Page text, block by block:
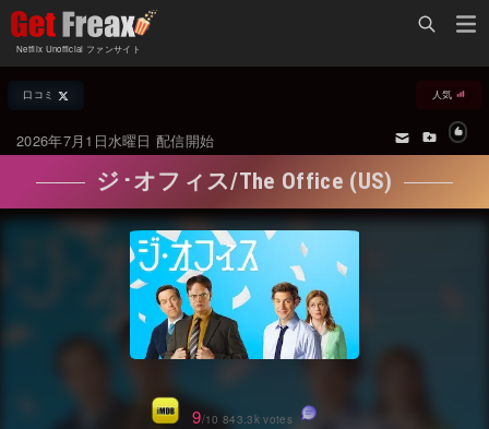
Netflix Unofficial ファンサイト
Netflix新着作品
オールジャンル
海外ドラマ・シリーズ
海外映画
国内TV番組・ドラマ
国内映画
配信終了予定の作品
海外ドラマ・ラインナップ
Netflix 人気ランキング
Netflix 全作品ラインナップ
Netflix配信作品カスタム検索
トレンド
口コミ 人気
2026年7月1日水曜日 配信開始
ジ･オフィス/The Office (US)
9/10 843.3k votes